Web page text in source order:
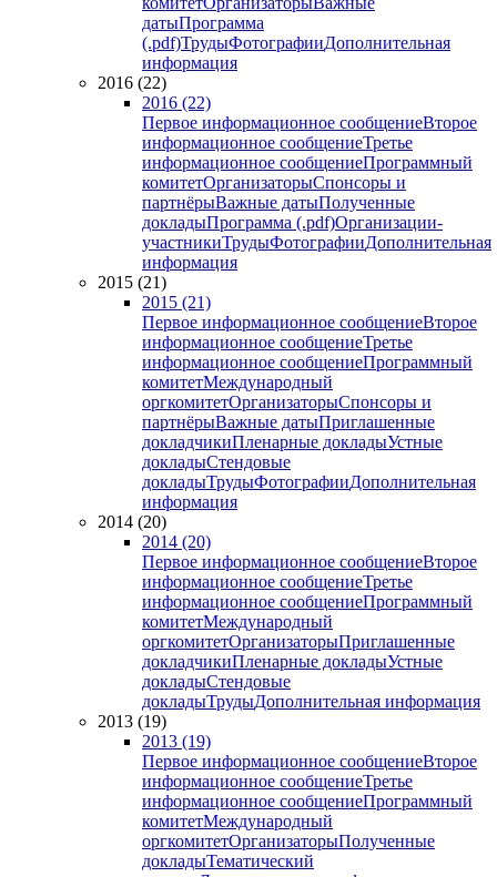
датыПрограмма
(.pdf)ТрудыФотографииДополнительная
информация
2016 (22)
2016 (22)
Первое информационное сообщениеВторое
информационное сообщениеТретье
информационное сообщениеПрограммный
комитетОрганизаторыСпонсоры и
партнёрыВажные датыПолученные
докладыПрограмма (.pdf)Организации-
участникиТрудыФотографииДополнительная
информация
2015 (21)
2015 (21)
Первое информационное сообщениеВторое
информационное сообщениеТретье
информационное сообщениеПрограммный
комитетМеждународный
оргкомитетОрганизаторыСпонсоры и
партнёрыВажные датыПриглашенные
докладчикиПленарные докладыУстные
докладыСтендовые
докладыТрудыФотографииДополнительная
информация
2014 (20)
2014 (20)
Первое информационное сообщениеВторое
информационное сообщениеТретье
информационное сообщениеПрограммный
комитетМеждународный
оргкомитетОрганизаторыПриглашенные
докладчикиПленарные докладыУстные
докладыСтендовые
докладыТрудыДополнительная информация
2013 (19)
2013 (19)
Первое информационное сообщениеВторое
информационное сообщениеТретье
информационное сообщениеПрограммный
комитетМеждународный
оргкомитетОрганизаторыПолученные
докладыТематический